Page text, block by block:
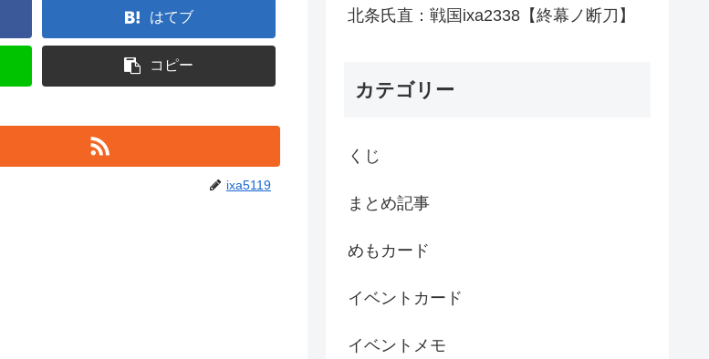
はてブ
コピー
ixa5119
北条氏直：戦国ixa2338【終幕ノ断刀】
カテゴリー
くじ
まとめ記事
めもカード
イベントカード
イベントメモ